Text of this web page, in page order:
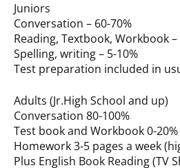
Juniors
Conversation – 60-70%
Reading, Textbook, Workbook –
Spelling, writing – 5-10%
Test preparation included in
Adults (Jr.High School and up)
Conversation 80-100%
Test book and Workbook 0-20%
Homework 3-5 pages a week
Plus English Book Reading (TV